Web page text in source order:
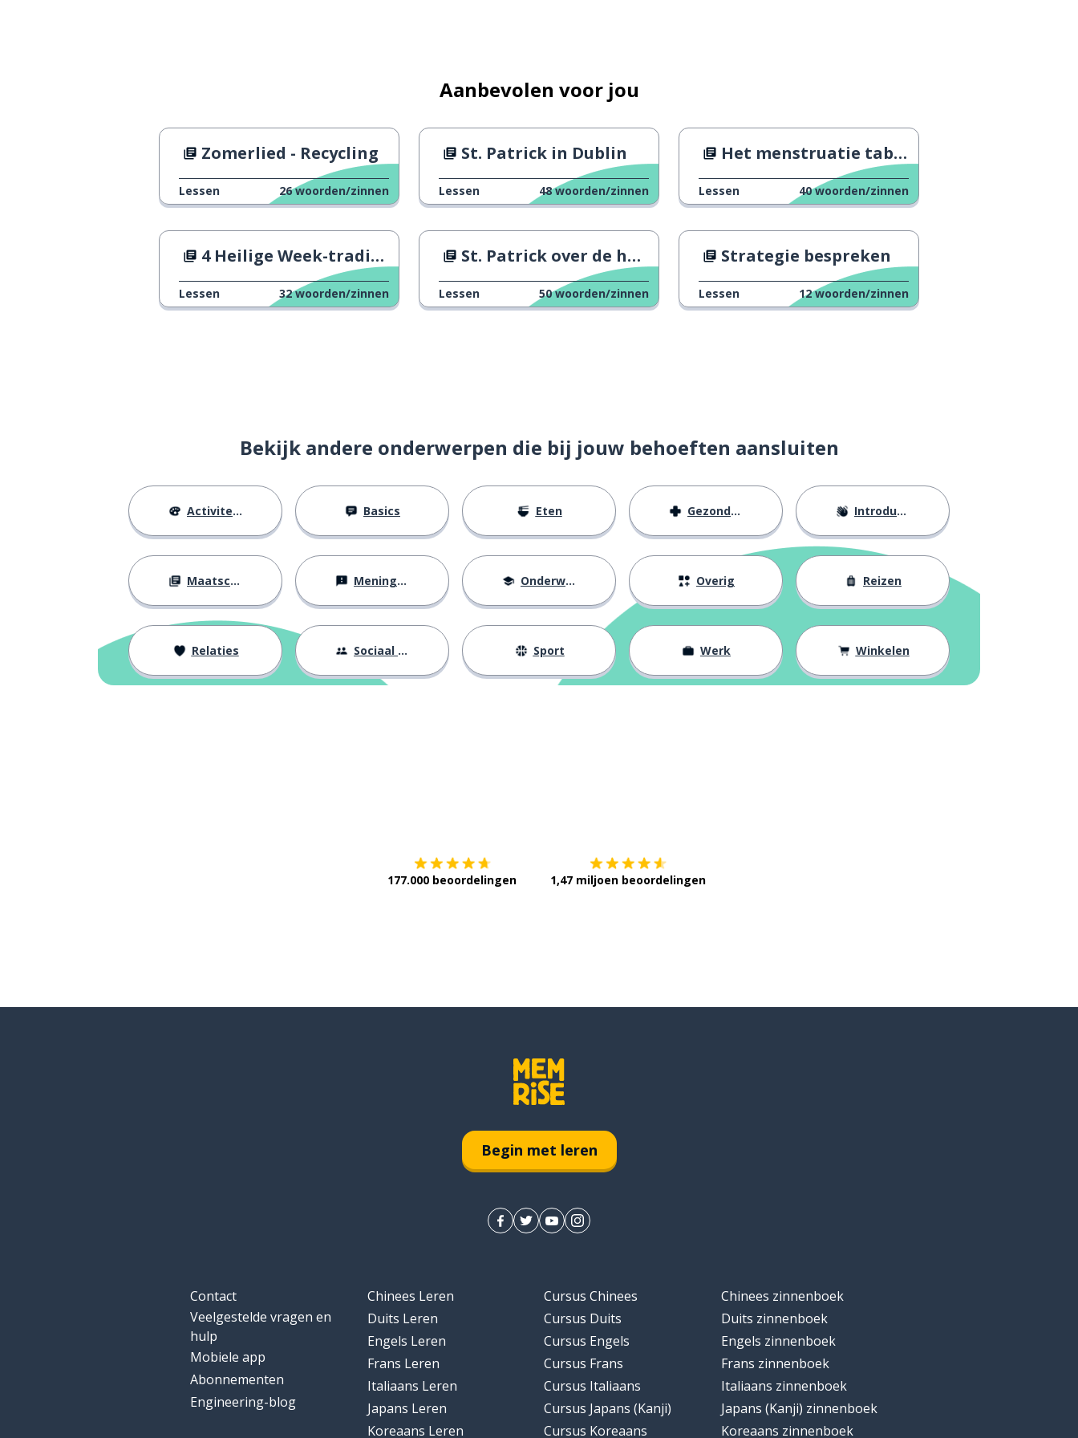
Aanbevolen voor jou
Zomerlied - Recycling
Lessen 26 woorden/zinnen
St. Patrick in Dublin
Lessen 48 woorden/zinnen
Het menstruatie taboe
Lessen 40 woorden/zinnen
4 Heilige Week-tradities in Spanje
Lessen 32 woorden/zinnen
St. Patrick over de hele wereld
Lessen 50 woorden/zinnen
Strategie bespreken
Lessen 12 woorden/zinnen
Bekijk andere onderwerpen die bij jouw behoeften aansluiten
Activiteiten Basics Eten Gezondheid Introducties
Maatschappij Meningen Onderwijs Overig Reizen
Relaties Sociaal leven Sport Werk Winkelen
177.000 beoordelingen 1,47 miljoen beoordelingen
Begin met leren
Contact
Veelgestelde vragen en
hulp
Mobiele app
Abonnementen
Engineering-blog
Chinees Leren
Duits Leren
Engels Leren
Frans Leren
Italiaans Leren
Japans Leren
Koreaans Leren
Cursus Chinees
Cursus Duits
Cursus Engels
Cursus Frans
Cursus Italiaans
Cursus Japans (Kanji)
Cursus Koreaans
Chinees zinnenboek
Duits zinnenboek
Engels zinnenboek
Frans zinnenboek
Italiaans zinnenboek
Japans (Kanji) zinnenboek
Koreaans zinnenboek